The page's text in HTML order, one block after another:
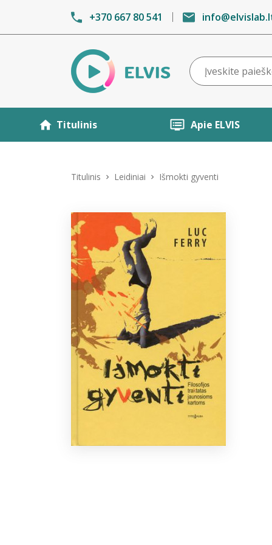
+370 667 80 541
Titulinis Apie ELVIS
Titulinis Leidiniai Išmokti gyventi